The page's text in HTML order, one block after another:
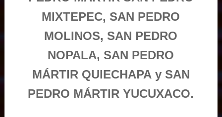
MIXTEPEC, SAN PEDRO
MOLINOS, SAN PEDRO
NOPALA, SAN PEDRO
MÁRTIR QUIECHAPA y SAN
PEDRO MÁRTIR YUCUXACO.